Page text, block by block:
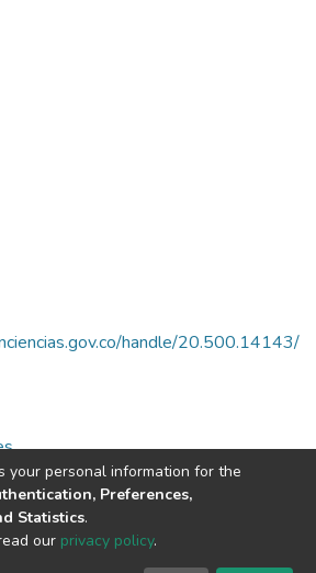
handle/20.500.14143/
copyright © 2002-2026
your personal information for the
Preferences,
Statistics.
our privacy policy.